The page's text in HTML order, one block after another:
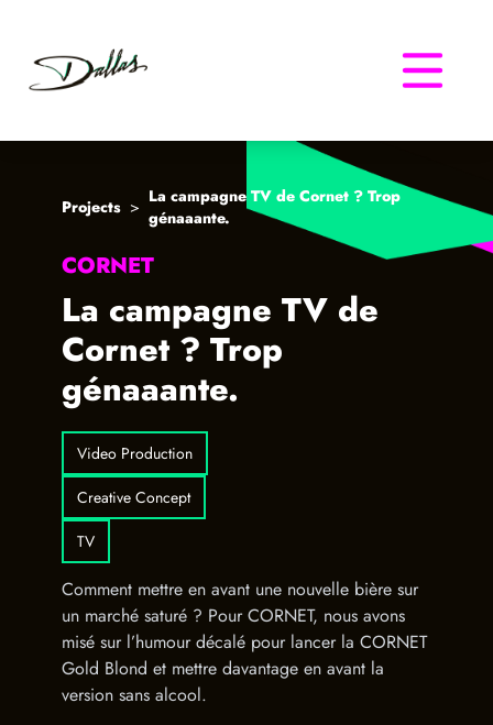
Projects > La campagne TV de Cornet ? Trop
génaaante.
CORNET
La campagne TV de
Cornet ? Trop
génaaante.
Video Production
Creative Concept
TV
Comment mettre en avant une nouvelle bière sur
un marché saturé ? Pour CORNET, nous avons
misé sur l’humour décalé pour lancer la CORNET
Gold Blond et mettre davantage en avant la
version sans alcool.